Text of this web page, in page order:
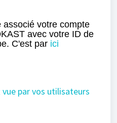
associé votre compte
avec votre ID de
C'est par ici
par vos utilisateurs